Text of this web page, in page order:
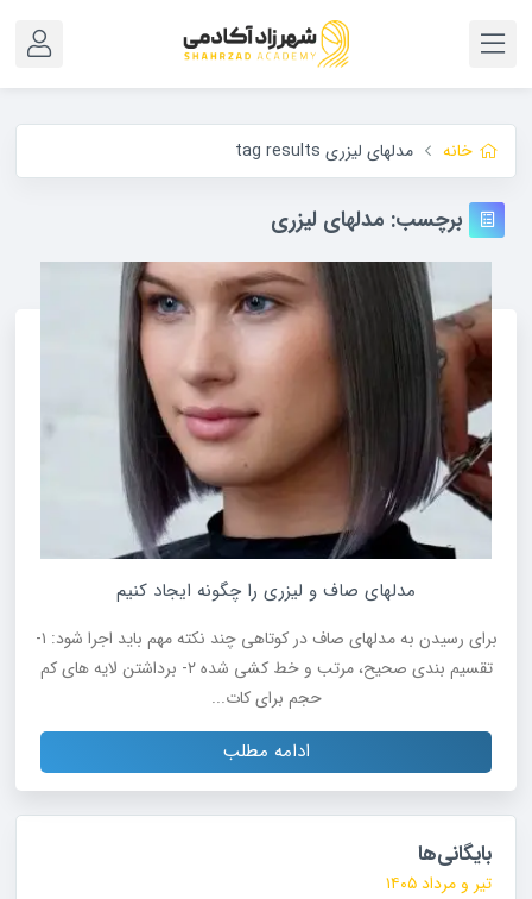
خانه مدلهای لیزری tag results
برچسب: مدلهای لیزری
مدلهای صاف و لیزری را چگونه ایجاد کنیم
برای رسیدن به مدلهای صاف در کوتاهی چند نکته مهم باید اجرا شود: ۱-
تقسیم بندی صحیح، مرتب و خط کشی شده ۲- برداشتن لایه های کم
حجم برای کات...
ادامه مطلب
بایگانی‌ها
تیر و مرداد ۱۴۰۵